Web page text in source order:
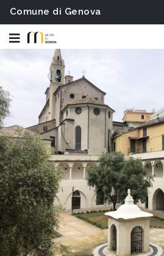
Comune di Genova